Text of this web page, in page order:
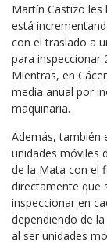
Martín Castizo
está
con el traslado a
para inspeccionar
Mientras, en
media anual por
maquinaria.
Además, también
unidades móviles
de la Mata con el
directamente que
inspeccionar en
dependiendo de
al ser unidades